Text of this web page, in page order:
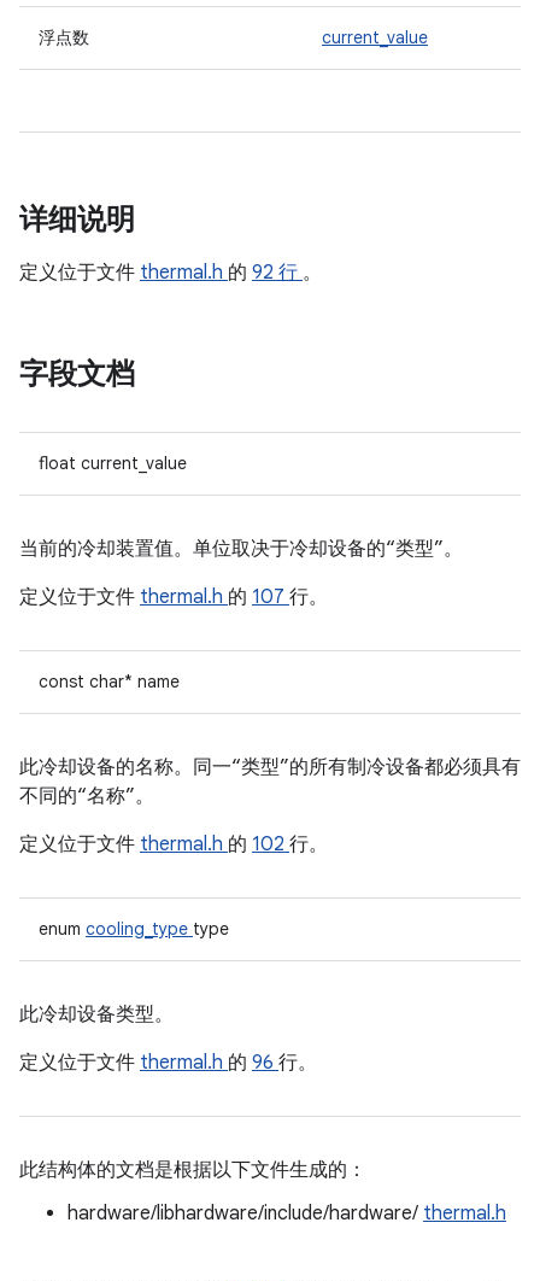
浮点数 current_value
详细说明
定义位于文件 thermal.h 的 92 行 。
字段文档
float current_value
当前的冷却装置值。单位取决于冷却设备的“类型”。
定义位于文件 thermal.h 的 107 行。
const char* name
此冷却设备的名称。同一“类型”的所有制冷设备都必须具有
不同的“名称”。
定义位于文件 thermal.h 的 102 行。
enum cooling_type type
此冷却设备类型。
定义位于文件 thermal.h 的 96 行。
此结构体的文档是根据以下文件生成的：
hardware/libhardware/include/hardware/ thermal.h